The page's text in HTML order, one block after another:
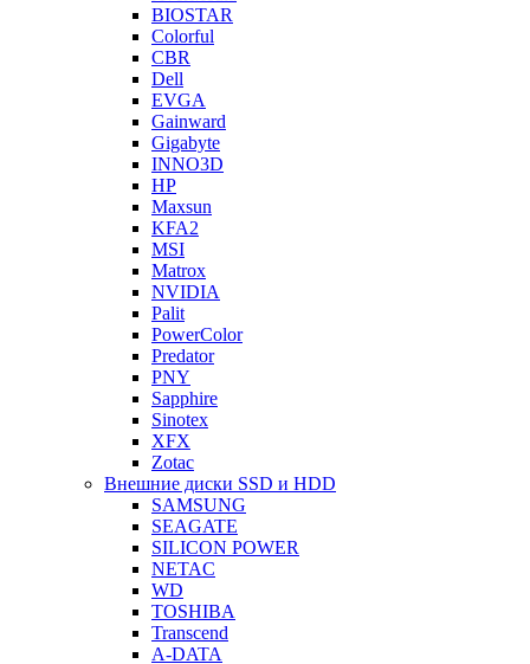
BIOSTAR
Colorful
CBR
Dell
EVGA
Gainward
Gigabyte
INNO3D
HP
Maxsun
KFA2
MSI
Matrox
NVIDIA
Palit
PowerColor
Predator
PNY
Sapphire
Sinotex
XFX
Zotac
Внешние диски SSD и HDD
SAMSUNG
SEAGATE
SILICON POWER
NETAC
WD
TOSHIBA
Transcend
A-DATA